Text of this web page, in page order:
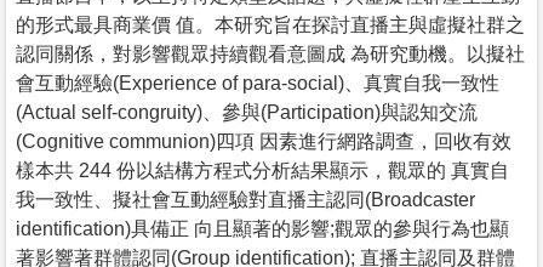
的形式最具商業價 值。本研究旨在探討直播主與虛擬社群之
認同關係，對影響觀眾持續觀看意圖成 為研究動機。以擬社
會互動經驗(Experience of para-social)、真實自我一致性
(Actual self-congruity)、參與(Participation)與認知交流
(Cognitive communion)四項 因素進行網路調查，回收有效
樣本共 244 份以結構方程式分析結果顯示，觀眾的 真實自
我一致性、擬社會互動經驗對直播主認同(Broadcaster
identification)具備正 向且顯著的影響;觀眾的參與行為也顯
著影響著群體認同(Group identification); 直播主認同及群體